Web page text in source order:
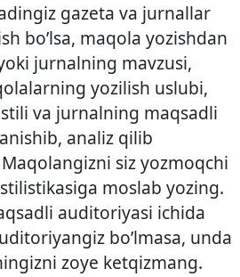
gazeta va jurnallar
bo’lsa, maqola yozishdan
jurnalning mavzusi,
yozilish uslubi,
va jurnalning maqsadli
analiz qilib
siz yozmoqchi
moslab yozing.
auditoriyasi ichida
bo’lmasa, unda
zoye ketqizmang.